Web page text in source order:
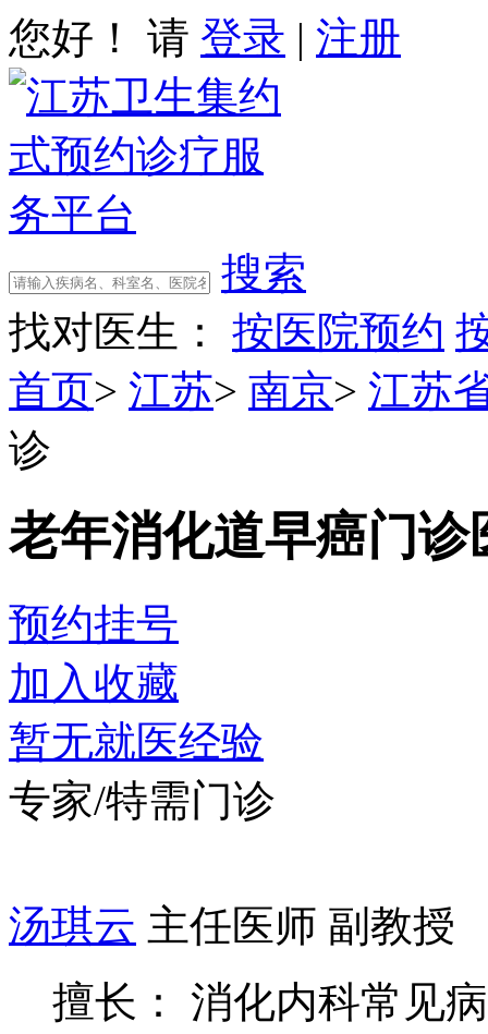
您好！ 请 登录 | 注册
搜索
找对医生：
按医院预约
首页> 江苏> 南京> 江苏
诊
老年消化道早癌门诊
预约挂号
加入收藏
暂无就医经验
专家/特需门诊
汤琪云 主任医师 副教授
擅长： 消化内科常见